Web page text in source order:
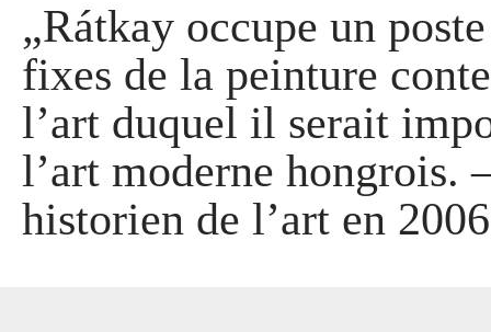
„Rátkay occupe un
fixes de la peinture
l’art duquel il serait
l’art moderne hongrois.
historien de l’art en